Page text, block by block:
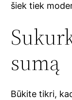
šiek tiek
sumą
Būkite tikri,